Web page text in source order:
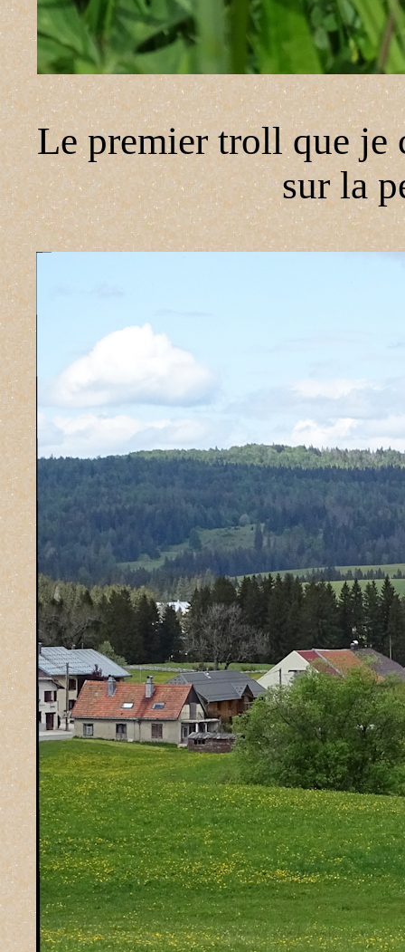
Le premier troll que je
sur la